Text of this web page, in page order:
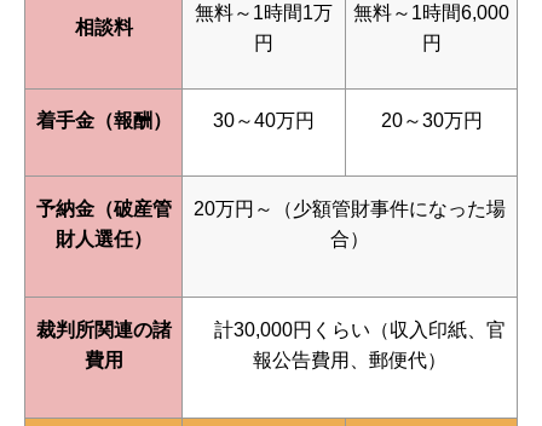
相談料
無料～1時間1万
円
無料～1時間6,000
円
着手金（報酬） 30～40万円 20～30万円
予納金（破産管
財人選任）
20万円～（少額管財事件になった場
合）
裁判所関連の諸
費用
計30,000円くらい（収入印紙、官
報公告費用、郵便代）